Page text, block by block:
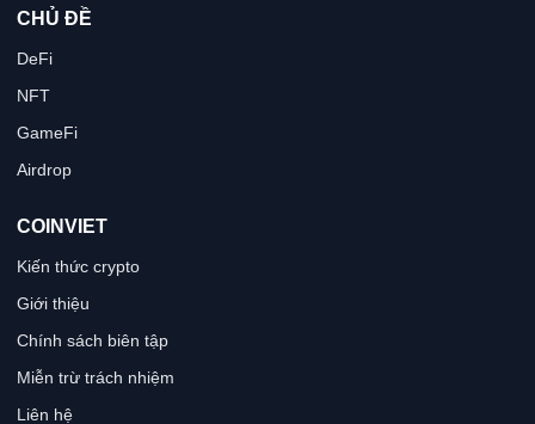
CHỦ ĐỀ
DeFi
NFT
GameFi
Airdrop
COINVIET
Kiến thức crypto
Giới thiệu
Chính sách biên tập
Miễn trừ trách nhiệm
Liên hệ